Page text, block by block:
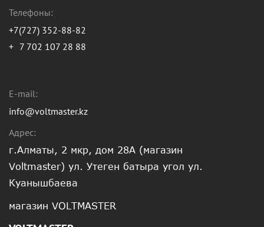
Телефоны:
+7(727) 352-88-82
+ 7 702 107 28 88
E-mail:
info@voltmaster.kz
Адрес:
г.Алматы, 2 мкр, дом 28А (магазин
Voltmaster) ул. Утеген батыра угол ул.
Куанышбаева
магазин VOLTMASTER